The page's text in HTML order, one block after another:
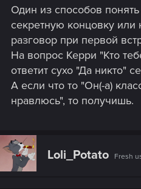
Один из способов
секретную концовку или
разговор при первой
На вопрос Керри "Кто
ответит сухо "Да никто"
А если что то "Он(-а)
нравлюсь", то получишь.
Loli_Potato Fresh